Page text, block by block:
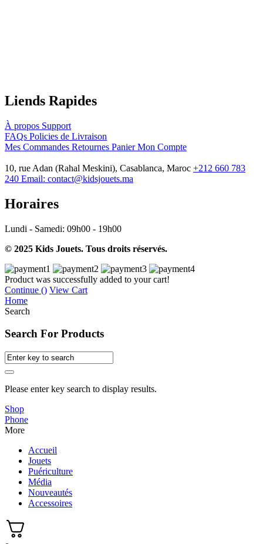
Liends Rapides
À propos Support
FAQs Policies de Livraison
Mes Commandes Retournes Panier Mon Compte
10, rue Adan (Rahal Meskini), Casablanca, Maroc +212 660 783
240 Email: contact@kidsjouets.ma
Horaires
Lundi - Samedi: 09h00 - 19h00
© 2025 Kids Jouets. Tous droits réservés.
Product was successfully added to your cart!
Continue () View Cart
Home
Search
Search For Products
Please enter key search to display results.
Shop
Phone
More
Accueil
Jouets
Puériculture
Média
Nouveautés
Accessoires